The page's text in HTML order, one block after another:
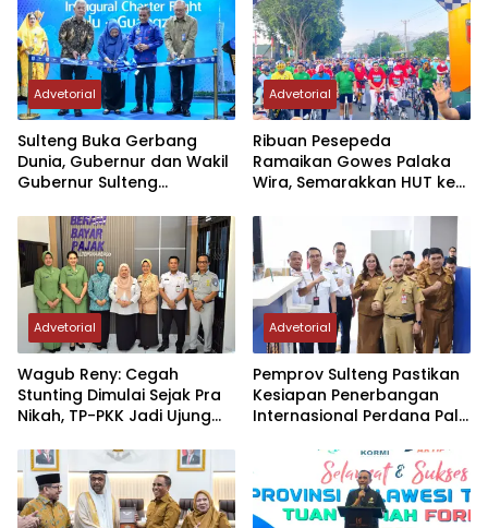
Advetorial
Sulteng Buka Gerbang
Dunia, Gubernur dan Wakil
Gubernur Sulteng
Perdana Internasional
Palu-Guangzhou
Advetorial
Ribuan Pesepeda
Ramaikan Gowes Palaka
Wira, Semarakkan HUT ke-1
Advetorial
Wagub Reny: Cegah
Stunting Dimulai Sejak Pra
Nikah, TP-PKK Jadi Ujung
Advetorial
Pemprov Sulteng Pastikan
Kesiapan Penerbangan
Internasional Perdana Palu